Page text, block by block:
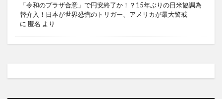
「令和のプラザ合意」で円安終了か！？15年ぶりの日米協調為
替介入！日本が世界恐慌のトリガー、アメリカが最大警戒
に 匿名 より